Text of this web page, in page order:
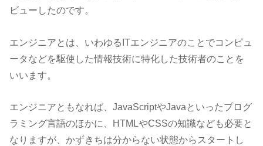
ビューしたのです。
エンジニアとは、いわゆるITエンジニアのことでコンピュ
ータなどを駆使した情報技術に特化した技術者のことを
いいます。
エンジニアともなれば、JavaScriptやJavaといったプログ
ラミング言語のほかに、HTMLやCSSの知識なども必要と
なりますが、かずきちは分からない状態からスタートし